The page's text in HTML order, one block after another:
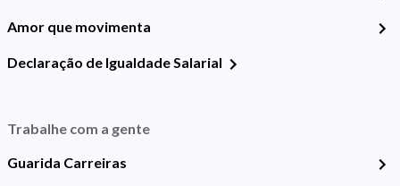
Amor que movimenta
Declaração de Igualdade Salarial
Trabalhe com a gente
Guarida Carreiras